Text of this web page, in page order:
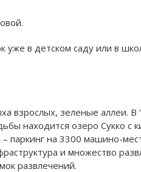
уже в детском саду или в
взрослых, зеленые аллеи. В
находится озеро Сукко с
паркинг на 3300 машино-
и множество
развлечений.